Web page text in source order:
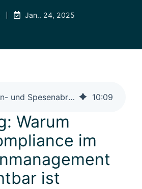
Jan.. 24, 2025
Reisekosten- und Spesenabrechnung GoBD-konform digitalisieren 10:09
Warum
im
ist